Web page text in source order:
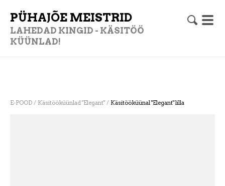
PÜHAJÕE MEISTRID
LAHEDAD KINGID - KÄSITÖÖ
KÜÜNLAD!
E-POOD / Käsitööküünlad "Elegant" / Käsitööküünal "Elegant" lilla